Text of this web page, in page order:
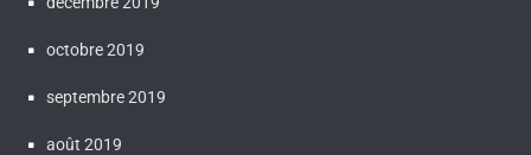
octobre 2019
septembre 2019
août 2019